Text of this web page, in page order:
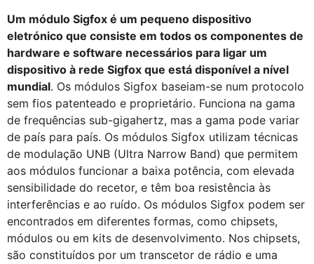
Um módulo Sigfox é um pequeno dispositivo
eletrónico que consiste em todos os componentes de
hardware e software necessários para ligar um
dispositivo à rede Sigfox que está disponível a nível
mundial. Os módulos Sigfox baseiam-se num protocolo
sem fios patenteado e proprietário. Funciona na gama
de frequências sub-gigahertz, mas a gama pode variar
de país para país. Os módulos Sigfox utilizam técnicas
de modulação UNB (Ultra Narrow Band) que permitem
aos módulos funcionar a baixa potência, com elevada
sensibilidade do recetor, e têm boa resistência às
interferências e ao ruído. Os módulos Sigfox podem ser
encontrados em diferentes formas, como chipsets,
módulos ou em kits de desenvolvimento. Nos chipsets,
são constituídos por um transcetor de rádio e uma